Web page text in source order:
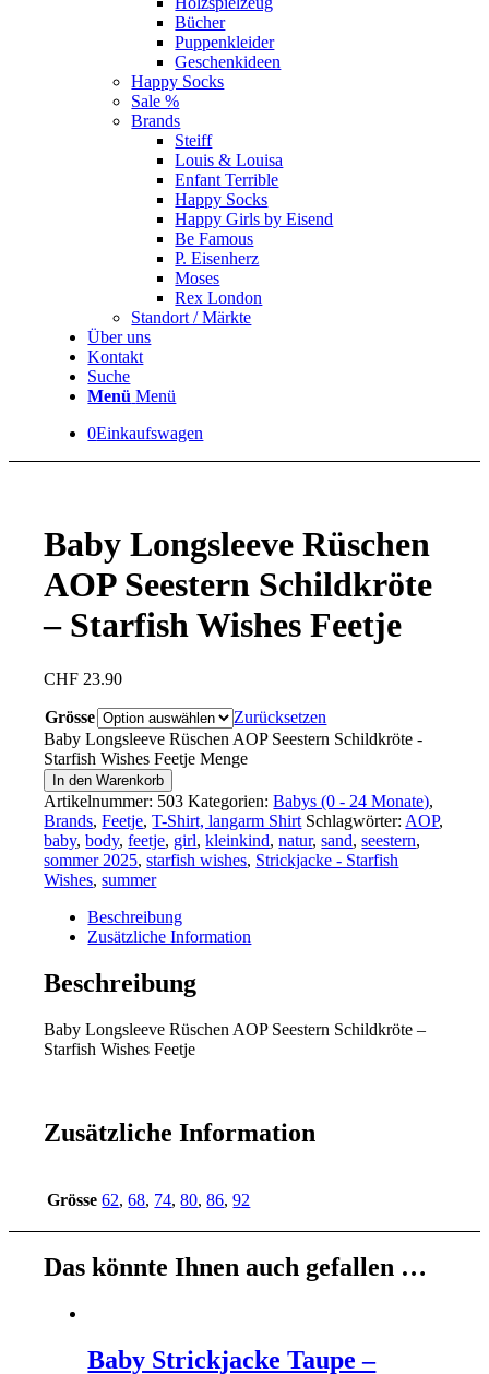
Bücher
Puppenkleider
Geschenkideen
Happy Socks
Sale %
Brands
Steiff
Louis & Louisa
Enfant Terrible
Happy Socks
Happy Girls by Eisend
Be Famous
P. Eisenherz
Moses
Rex London
Standort / Märkte
Über uns
Kontakt
Suche
Menü Menü
0Einkaufswagen
Baby Longsleeve Rüschen
AOP Seestern Schildkröte
– Starfish Wishes Feetje
CHF 23.90
Grösse
Zurücksetzen
Baby Longsleeve Rüschen AOP Seestern Schildkröte -
Starfish Wishes Feetje Menge
In den Warenkorb
Artikelnummer: 503 Kategorien:Babys (0 - 24 Monate),
Brands,Feetje,T-Shirt, langarm Shirt Schlagwörter: AOP,
baby,body,feetje, girl,kleinkind,natur,sand,seestern,
sommer 2025,starfish wishes, Strickjacke - Starfish
Wishes,summer
Beschreibung
Zusätzliche Information
Beschreibung
Baby Longsleeve Rüschen AOP Seestern Schildkröte –
Starfish Wishes Feetje
Zusätzliche Information
Grösse 62,68, 74,80,86,92
Das könnte Ihnen auch gefallen …
Baby Strickjacke Taupe –